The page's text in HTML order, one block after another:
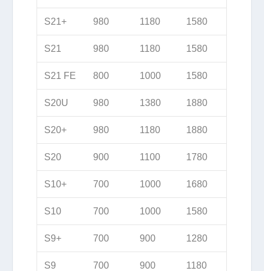
S21+ 980 1180 1580
S21 980 1180 1580
S21 FE 800 1000 1580
S20U 980 1380 1880
S20+ 980 1180 1880
S20 900 1100 1780
S10+ 700 1000 1680
S10 700 1000 1580
S9+ 700 900 1280
S9 700 900 1180